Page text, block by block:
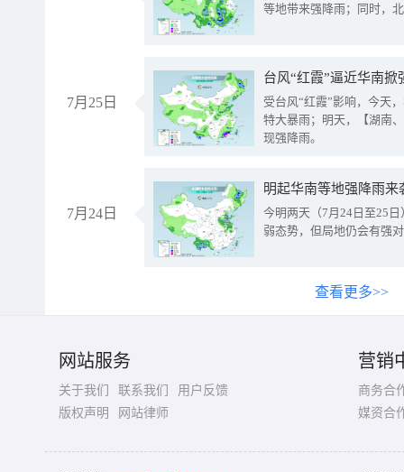
等地带来强降雨；同时，
7月25日
台风“红霞”逼近华南
受台风“红霞”影响，今天
特大暴雨；明天，【湖南
现强降雨。
7月24日
明起华南等地强降雨
今明两天（7月24日至25
弱态势，但局地仍会有强
查看更多>>
网站服务
关于我们 联系我们
用户反馈
版权声明
网站律师
营销
商务合
媒资合